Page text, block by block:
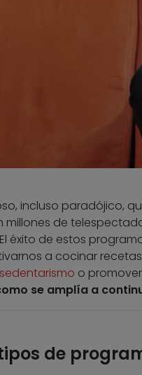
incluso paradójico,
de
éxito de estos
a cocinar
o
se amplía a
de